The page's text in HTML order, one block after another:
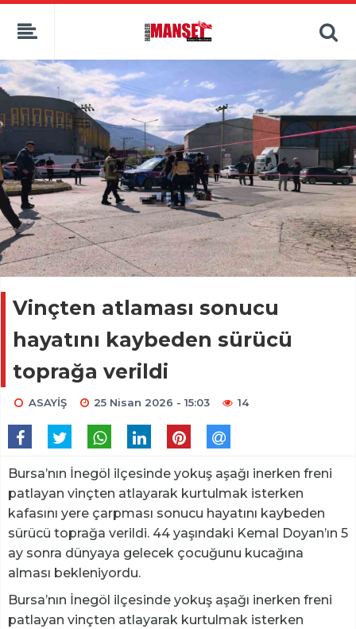
Vinçten atlaması sonucu
hayatını kaybeden sürücü
toprağa verildi
ASAYİŞ 25 Nisan 2026 - 15:03 14
Bursa’nın İnegöl ilçesinde yokuş aşağı inerken freni
patlayan vinçten atlayarak kurtulmak isterken
kafasını yere çarpması sonucu hayatını kaybeden
sürücü toprağa verildi. 44 yaşındaki Kemal Doyan’ın 5
ay sonra dünyaya gelecek çocuğunu kucağına
alması bekleniyordu.
Bursa’nın İnegöl ilçesinde yokuş aşağı inerken freni
patlayan vinçten atlayarak kurtulmak isterken